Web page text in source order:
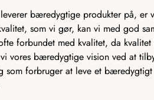
bæredygtige produkter på, er
som vi gør, kan vi med god
forbundet med kvalitet, da
vores bæredygtige vision ved at
som forbruger at leve et